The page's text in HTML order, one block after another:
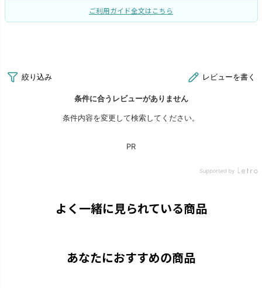
ご利用ガイド全文はこちら
よく一緒に見られている商品
あなたにおすすめの商品